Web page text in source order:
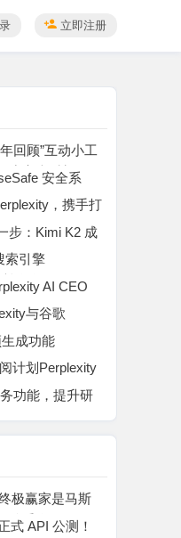
立即注册
回顾”互动小工
度高光时刻
安全系
牢防护屏障
，携手打
步：Kimi K2 成
平台 Perplexity
索引擎
览体验AI CEO
打造下一代AI搜
与谷歌
成功能
计划Perplexity
功能，提升研
极赢家是马斯
杀手锏
式 API 公测！